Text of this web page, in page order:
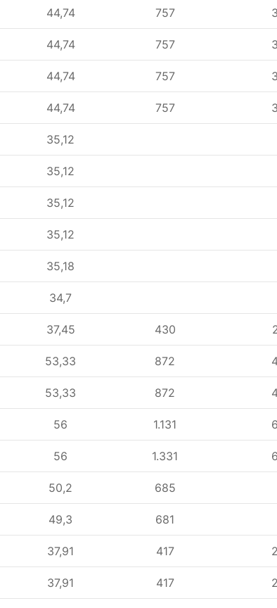
44,74 757
44,74 757
44,74 757
44,74 757
35,12
35,12
35,12
35,12
35,18
34,7
37,45 430
53,33 872
53,33 872
56 1.131
56 1.331
50,2 685
49,3 681
37,91 417
37,91 417